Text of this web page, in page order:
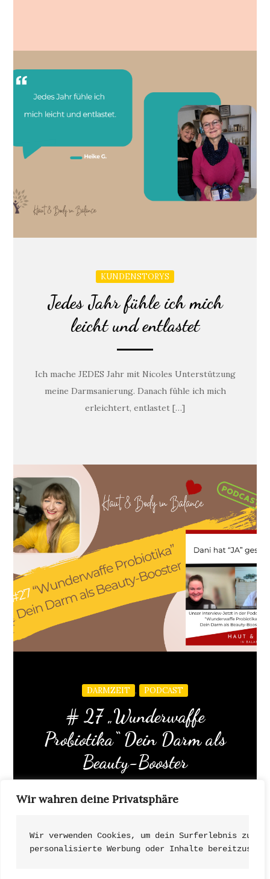
Wir wahren deine Privatsphäre
Wir verwenden Cookies, um dein Surferlebnis zu
personalisierte Werbung oder Inhalte
KUNDENSTORYS
Jedes Jahr fühle ich mich
leicht und entlastet
Ich mache JEDES Jahr mit Nicoles Unterstützung
meine Darmsanierung. Danach fühle ich mich
erleichtert, entlastet […]
DARMZEIT , PODCAST
# 27 „Wunderwaffe
Probiotika“ Dein Darm als
Beauty-Booster